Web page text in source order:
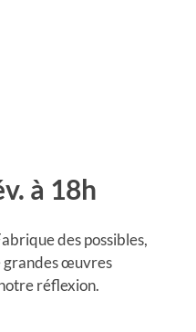
à 18h
des possibles,
grandes œuvres
réflexion.